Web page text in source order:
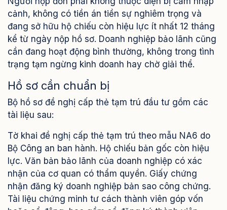
cảnh, không có tiền án tiền sự nghiêm trọng và
đang sở hữu hộ chiếu còn hiệu lực ít nhất 12 tháng
kể từ ngày nộp hồ sơ. Doanh nghiệp bảo lãnh cũng
cần đang hoạt động bình thường, không trong tình
trạng tạm ngừng kinh doanh hay chờ giải thể.
Hồ sơ cần chuẩn bị
Bộ hồ sơ đề nghị cấp thẻ tạm trú đầu tư gồm các
tài liệu sau:
Tờ khai đề nghị cấp thẻ tạm trú theo mẫu NA6 do
Bộ Công an ban hành. Hộ chiếu bản gốc còn hiệu
lực. Văn bản bảo lãnh của doanh nghiệp có xác
nhận của cơ quan có thẩm quyền. Giấy chứng
nhận đăng ký doanh nghiệp bản sao công chứng.
Tài liệu chứng minh tư cách thành viên góp vốn